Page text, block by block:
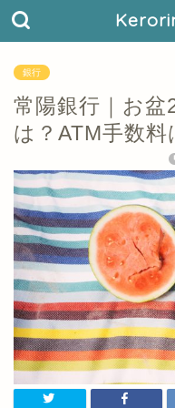
銀行
常陽銀行｜お盆
は？ATM手数料